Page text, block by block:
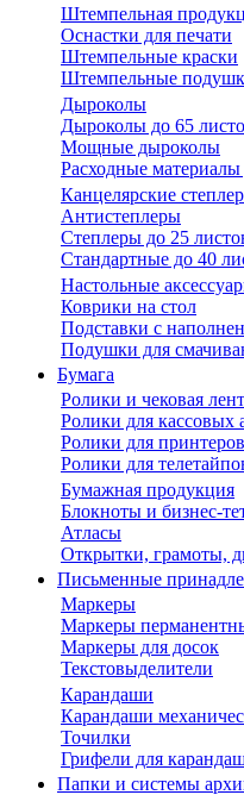
Штемпельная
Оснастки для печати
Штемпельные краски
Штемпельные
Дыроколы
Дыроколы до 65
Мощные дыроколы
Расходные
Канцелярские
Антистеплеры
Степлеры до 25
Стандартные до 40
Настольные
Коврики на стол
Подставки с
Подушки для
Бумага
Ролики и чековая
Ролики для кассовых
Ролики для принтеров
Ролики для
Бумажная продукция
Блокноты и бизнес-
Атласы
Открытки, грамоты,
Письменные
Маркеры
Маркеры
Маркеры для досок
Текстовыделители
Карандаши
Карандаши
Точилки
Грифели для
Папки и системы